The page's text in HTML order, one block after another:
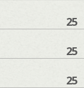
25
25
25